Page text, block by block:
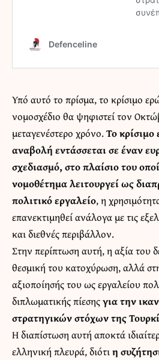
Υπό αυτό το πρίσμα, το κρίσιμο
νομοσχέδιο θα ψηφιστεί τον
μεταγενέστερο χρόνο.Το
αναβολή εντάσσεται σε έναν
σχεδιασμό, στο πλαίσιο του
νομοθέτημα λειτουργεί ως
πολιτικό εργαλείο, η
επανεκτιμηθεί ανάλογα με τις
και διεθνές περιβάλλον.
Στην περίπτωση αυτή, η αξία του
θεσμική του κατοχύρωση, αλλά
αξιοποίησής του ως εργαλείου
διπλωματικής πίεσηςγια την
στρατηγικών στόχων της
Η διαπίστωση αυτή αποκτά
ελληνική πλευρά, διότιη